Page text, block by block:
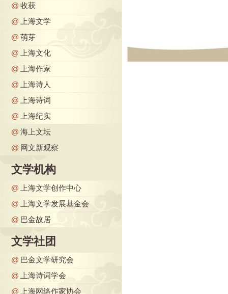
@ 收获
@
上海文学
@ 萌芽
@
上海文化
@
上海作家
@
上海诗人
@
上海诗词
@
上海纪实
@ 海上文坛
@ 网文新观察
文学机构
@
上海文学创作中心
@
上海文学发展基金会
@ 巴金故居
文学社团
@ 巴金文学研究会
@
上海诗词学会
@
上海网络作家协会